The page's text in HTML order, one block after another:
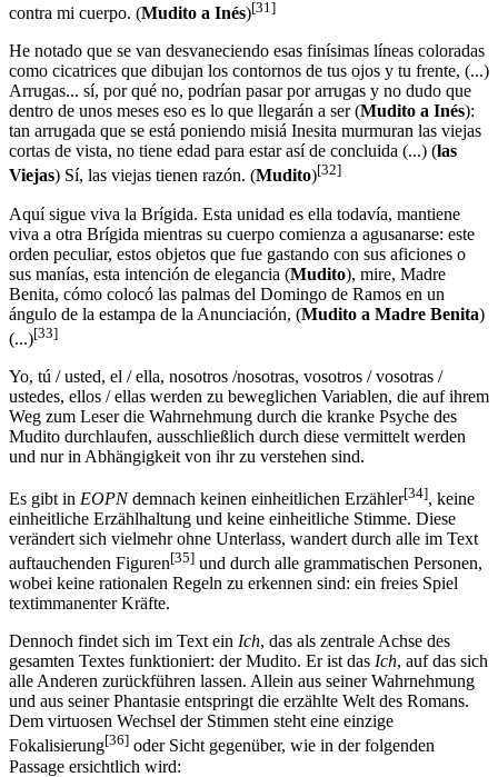
contra mi cuerpo. (Mudito a Inés)[31]
He notado que se van desvaneciendo esas finísimas líneas coloradas
como cicatrices que dibujan los contornos de tus ojos y tu frente, (...)
Arrugas... sí, por qué no, podrían pasar por arrugas y no dudo que
dentro de unos meses eso es lo que llegarán a ser (Mudito a Inés):
tan arrugada que se está poniendo misiá Inesita murmuran las viejas
cortas de vista, no tiene edad para estar así de concluida (...) (las
Viejas) Sí, las viejas tienen razón. (Mudito)[32]
Aquí sigue viva la Brígida. Esta unidad es ella todavía, mantiene
viva a otra Brígida mientras su cuerpo comienza a agusanarse: este
orden peculiar, estos objetos que fue gastando con sus aficiones o
sus manías, esta intención de elegancia (Mudito), mire, Madre
Benita, cómo colocó las palmas del Domingo de Ramos en un
ángulo de la estampa de la Anunciación, (Mudito a Madre Benita)
(...)[33]
Yo, tú / usted, el / ella, nosotros /nosotras, vosotros / vosotras /
ustedes, ellos / ellas werden zu beweglichen Variablen, die auf ihrem
Weg zum Leser die Wahrnehmung durch die kranke Psyche des
Mudito durchlaufen, ausschließlich durch diese vermittelt werden
und nur in Abhängigkeit von ihr zu verstehen sind.
Es gibt in EOPNdemnach keinen einheitlichen Erzähler[34], keine
einheitliche Erzählhaltung und keine einheitliche Stimme. Diese
verändert sich vielmehr ohne Unterlass, wandert durch alle im Text
auftauchenden Figuren[35] und durch alle grammatischen Personen,
wobei keine rationalen Regeln zu erkennen sind: ein freies Spiel
textimmanenter Kräfte.
Dennoch findet sich im Text ein Ich, das als zentrale Achse des
gesamten Textes funktioniert: der Mudito. Er ist das Ich, auf das sich
alle Anderen zurückführen lassen. Allein aus seiner Wahrnehmung
und aus seiner Phantasie entspringt die erzählte Welt des Romans.
Dem virtuosen Wechsel der Stimmen steht eine einzige
Fokalisierung[36] oder Sicht gegenüber, wie in der folgenden
Passage ersichtlich wird: